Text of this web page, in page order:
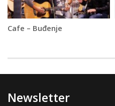
Cafe – Buđenje
Newsletter